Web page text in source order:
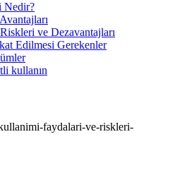
Nedir?
ve Dezavantajları
Edilmesi Gerekenler
kullanın
faydalari-ve-riskleri-